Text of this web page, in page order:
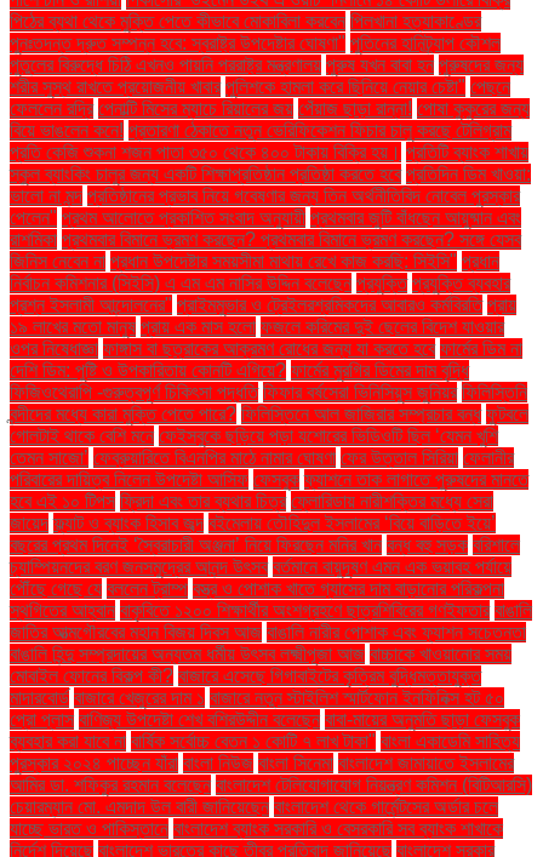
পিঠের ব্যথা থেকে মুক্তি পেতে কীভাবে মোকাবিলা করবেন পিলখানা হত্যাকাণ্ডের
পুনঃতদন্ত দ্রুত সম্পন্ন হবে: স্বরাষ্ট্র উপদেষ্টার ঘোষণা" পুতিনের হানিট্র্যাপ কৌশল
পুতুলের বিরুদ্ধে চিঠি এখনও পায়নি পররাষ্ট্র মন্ত্রণালয় পুরুষ যখন বাবা হন পুরুষদের জন্য
শরীর সুস্থ রাখতে প্রয়োজনীয় খাবার পুলিশকে হামলা করে ছিনিয়ে নেয়ার চেষ্টা" পেছনে
ফেললেন রদ্রি পেনাল্টি মিসের ম্যাচে রিয়ালের জয় পেঁয়াজ ছাড়া রান্না! পোষা কুকুরের জন্য
বিয়ে ভাঙলেন কনে! প্রতারণা ঠেকাতে নতুন ভেরিফিকেশন ফিচার চালু করছে টেলিগ্রাম
প্রতি কেজি শুকনা শজন পাতা ৩৫০ থেকে ৪০০ টাকায় বিক্রি হয়। প্রতিটি ব্যাংক শাখায়
স্কুল ব্যাংকিং চালুর জন্য একটি শিক্ষাপ্রতিষ্ঠান প্রতিষ্ঠা করতে হবে প্রতিদিন ডিম খাওয়া:
ভালো না মন্দ প্রতিষ্ঠানের প্রভাব নিয়ে গবেষণার জন্য তিন অর্থনীতিবিদ নোবেল পুরস্কার
পেলেন" প্রথম আলোতে প্রকাশিত সংবাদ অনুযায়ী প্রথমবার জুটি বাঁধছেন আয়ুষ্মান এবং
রাশমিকা প্রথমবার বিমানে ভ্রমণ করছেন? প্রথমবার বিমানে ভ্রমণ করছেন? সঙ্গে যেসব
জিনিস নেবেন না প্রধান উপদেষ্টার সময়সীমা মাথায় রেখে কাজ করছি: সিইসি" প্রধান
নির্বাচন কমিশনার (সিইসি) এ এম এম নাসির উদ্দিন বলেছেন প্রযুক্তি প্রযুক্তি ব্যবহার
প্রশ্ন ইসলামী আন্দোলনের" প্রাইমমুভার ও ট্রেইলরশ্রমিকদের আবারও কর্মবিরতি প্রায়
১৯ লাখের মতো মানুষ প্রায় এক মাস হলো ফজলে করিমের দুই ছেলের বিদেশ যাওয়ার
ওপর নিষেধাজ্ঞা ফাঙ্গাস বা ছত্রাকের আক্রমণ রোধের জন্য যা করতে হবে ফার্মের ডিম না
দেশি ডিম: পুষ্টি ও উপকারিতায় কোনটি এগিয়ে? ফার্মের মুরগির ডিমের দাম বৃদ্ধি
ফিজিওথেরাপি -গুরুত্বপূর্ণ চিকিৎসা পদ্ধতি ফিফার বর্ষসেরা ভিনিসিয়ুস জুনিয়র ফিলিস্তিনি
বন্দীদের মধ্যে কারা মুক্তি পেতে পারে? ফিলিস্তিনে আল জাজিরার সম্প্রচার বন্ধ ফুটবলে
গোলটাই থাকে বেশি মনে ফেইসবুকে ছড়িয়ে পড়া যশোরের ভিডিওটি ছিল ‘যেমন খুশি
তেমন সাজো’ ফেব্রুয়ারিতে বিএনপির মাঠে নামার ঘোষণা ফের উত্তাল সিরিয়া ফেলানীর
পরিবারের দায়িত্ব নিলেন উপদেষ্টা আসিফ ফেসবুক ফ্যাশনে তাক লাগাতে পুরুষদের মানতে
হবে এই ১০ টিপস ফ্রিদা এবং তার ব্যথার চিত্র ফ্লোরিডায় নারীশক্তির মধ্যে সেরা
জায়েদ ফ্ল্যাট ও ব্যাংক হিসাব জব্দ বইমেলায় তৌহিদুল ইসলামের ‘বিয়ে বাড়িতে ইয়ে’
বছরের প্রথম দিনেই ‘স্বৈরাচারী অঞ্জনা’ নিয়ে ফিরছেন মনির খান বন্ধ বহু সড়ক বরিশালে
চ্যাম্পিয়নদের বরণ জনসমুদ্রের আনন্দ উৎসব বর্তমানে বায়ুদূষণ এমন এক ভয়াবহ পর্যায়ে
পৌঁছে গেছে যে বললেন ট্রাম্প বস্ত্র ও পোশাক খাতে গ্যাসের দাম বাড়ানোর পরিকল্পনা
স্থগিতের আহ্বান বাকৃবিতে ১২০০ শিক্ষার্থীর অংশগ্রহণে ছাত্রশিবিরের গণইফতার বাঙালি
জাতির আত্মগৌরবের মহান বিজয় দিবস আজ বাঙালি নারীর পোশাক এবং ফ্যাশন সচেতনতা
বাঙালি হিন্দু সম্প্রদায়ের অন্যতম ধর্মীয় উৎসব লক্ষ্মীপূজা আজ বাচ্চাকে খাওয়ানোর সময়
মোবাইল ফোনের বিকল্প কী? বাজারে এসেছে গিগাবাইটের কৃত্রিম বুদ্ধিমত্তাযুক্ত
মাদারবোর্ড বাজারে খেজুরের দাম ১ বাজারে নতুন স্টাইলিশ স্মার্টফোন ইনফিনিক্স হট ৫০
প্রো প্লাস বাণিজ্য উপদেষ্টা শেখ বশিরউদ্দীন বলেছেন বাবা-মায়ের অনুমতি ছাড়া ফেসবুক
ব্যবহার করা যাবে না বার্ষিক সর্বোচ্চ বেতন ১ কোটি ৭ লাখ টাকা" বাংলা একাডেমি সাহিত্য
পুরস্কার ২০২৪ পাচ্ছেন যাঁরা বাংলা নিউজ বাংলা সিনেমা বাংলাদেশ জামায়াতে ইসলামের
আমির ডা. শফিকুর রহমান বলেছেন বাংলাদেশ টেলিযোগাযোগ নিয়ন্ত্রণ কমিশন (বিটিআরসি)
চেয়ারম্যান মো. এমদাদ উল বারী জানিয়েছেন বাংলাদেশ থেকে গার্মেন্টসের অর্ডার চলে
যাচ্ছে ভারত ও পাকিস্তানে বাংলাদেশ ব্যাংক সরকারি ও বেসরকারি সব ব্যাংক শাখাকে
নির্দেশ দিয়েছে বাংলাদেশ ভারতের কাছে তীব্র প্রতিবাদ জানিয়েছে বাংলাদেশ সরকার